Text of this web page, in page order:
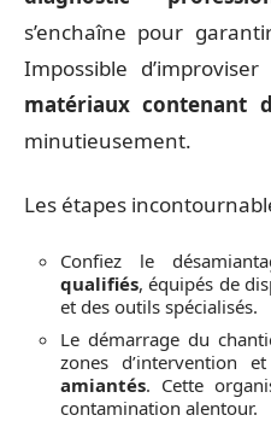
s’enchaîne pour
Impossible
matériaux contenant
minutieusement.
Les étapes
Confiez le
qualifiés, équipés de
et des outils spécialisés.
Le démarrage du
zones d’intervention
amiantés. Cette
contamination alentour.